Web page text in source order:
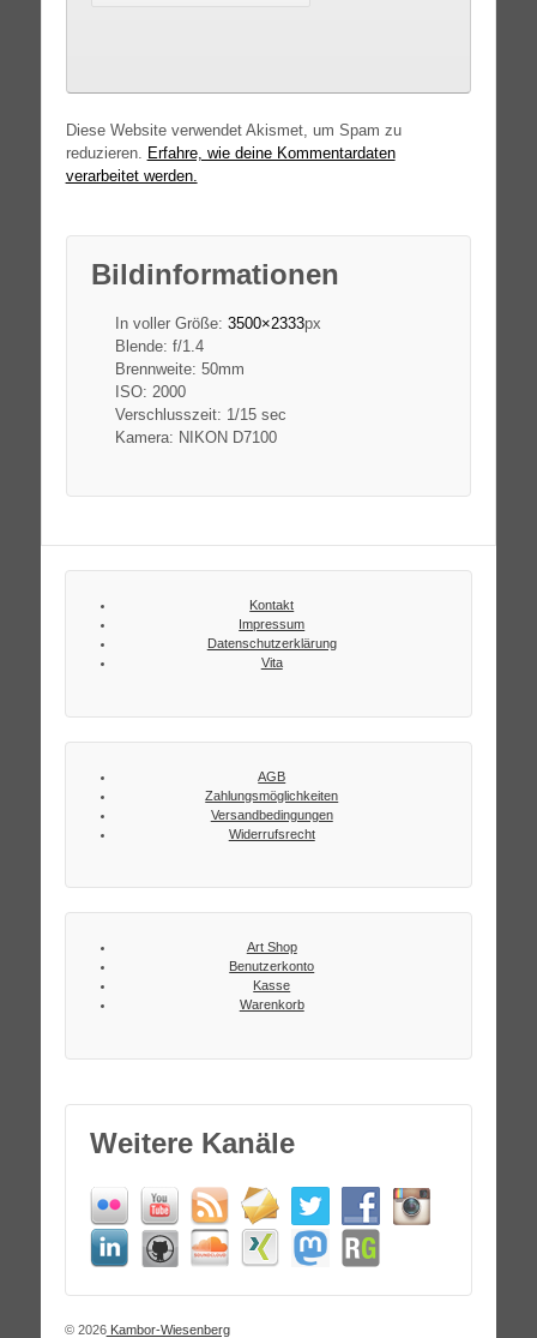
Diese Website verwendet Akismet, um Spam zu
reduzieren.
Erfahre, wie deine Kommentardaten
verarbeitet werden.
Bildinformationen
In voller Größe: 3500×2333px
Blende: f/1.4
Brennweite: 50mm
ISO: 2000
Verschlusszeit: 1/15 sec
Kamera: NIKON D7100
Kontakt
Impressum
Datenschutzerklärung
Vita
AGB
Zahlungsmöglichkeiten
Versandbedingungen
Widerrufsrecht
Art Shop
Benutzerkonto
Kasse
Warenkorb
Weitere Kanäle
© 2026Kambor-Wiesenberg